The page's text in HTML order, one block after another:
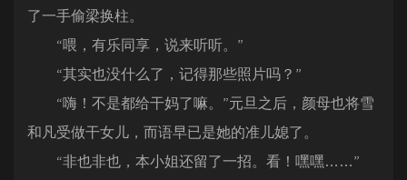
了一手偷梁换柱。
“喂，有乐同享，说来听听。”
“其实也没什么了，记得那些照片吗？”
“嗨！不是都给干妈了嘛。”元旦之后，颜母也将雪
和凡受做干女儿，而语早已是她的准儿媳了。
“非也非也，本小姐还留了一招。看！嘿嘿……”